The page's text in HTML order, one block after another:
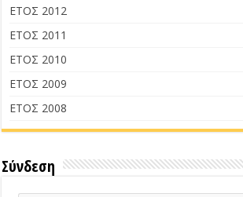
ΕΤΟΣ 2012
ΕΤΟΣ 2011
ΕΤΟΣ 2010
ΕΤΟΣ 2009
ΕΤΟΣ 2008
Σύνδεση